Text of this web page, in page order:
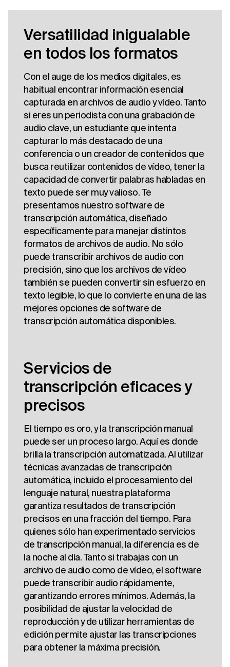
Versatilidad inigualable
en todos los formatos
Con el auge de los medios digitales, es
habitual encontrar información esencial
capturada en archivos de audio y vídeo. Tanto
si eres un periodista con una grabación de
audio clave, un estudiante que intenta
capturar lo más destacado de una
conferencia o un creador de contenidos que
busca reutilizar contenidos de vídeo, tener la
capacidad de convertir palabras habladas en
texto puede ser muy valioso. Te
presentamos nuestro software de
transcripción automática, diseñado
específicamente para manejar distintos
formatos de archivos de audio. No sólo
puede transcribir archivos de audio con
precisión, sino que los archivos de vídeo
también se pueden convertir sin esfuerzo en
texto legible, lo que lo convierte en una de las
mejores opciones de software de
transcripción automática disponibles.
Servicios de
transcripción eficaces y
precisos
El tiempo es oro, y la transcripción manual
puede ser un proceso largo. Aquí es donde
brilla la transcripción automatizada. Al utilizar
técnicas avanzadas de transcripción
automática, incluido el procesamiento del
lenguaje natural, nuestra plataforma
garantiza resultados de transcripción
precisos en una fracción del tiempo. Para
quienes sólo han experimentado servicios
de transcripción manual, la diferencia es de
la noche al día. Tanto si trabajas con un
archivo de audio como de vídeo, el software
puede transcribir audio rápidamente,
garantizando errores mínimos. Además, la
posibilidad de ajustar la velocidad de
reproducción y de utilizar herramientas de
edición permite ajustar las transcripciones
para obtener la máxima precisión.